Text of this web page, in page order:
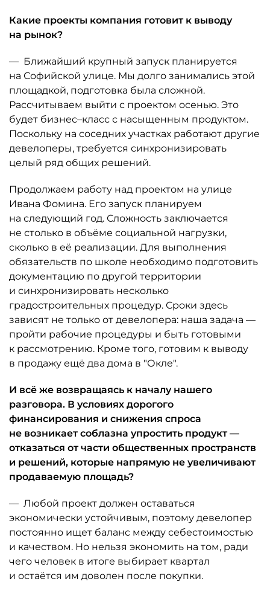
Какие проекты компания готовит к выводу
на рынок?
— Ближайший крупный запуск планируется
на Софийской улице. Мы долго занимались этой
площадкой, подготовка была сложной.
Рассчитываем выйти с проектом осенью. Это
будет бизнес–класс с насыщенным продуктом.
Поскольку на соседних участках работают другие
девелоперы, требуется синхронизировать
целый ряд общих решений.
Продолжаем работу над проектом на улице
Ивана Фомина. Его запуск планируем
на следующий год. Сложность заключается
не столько в объёме социальной нагрузки,
сколько в её реализации. Для выполнения
обязательств по школе необходимо подготовить
документацию по другой территории
и синхронизировать несколько
градостроительных процедур. Сроки здесь
зависят не только от девелопера: наша задача —
пройти рабочие процедуры и быть готовыми
к рассмотрению. Кроме того, готовим к выводу
в продажу ещё два дома в "Окле".
И всё же возвращаясь к началу нашего
разговора. В условиях дорогого
финансирования и снижения спроса
не возникает соблазна упростить продукт —
отказаться от части общественных пространств
и решений, которые напрямую не увеличивают
продаваемую площадь?
— Любой проект должен оставаться
экономически устойчивым, поэтому девелопер
постоянно ищет баланс между себестоимостью
и качеством. Но нельзя экономить на том, ради
чего человек в итоге выбирает квартал
и остаётся им доволен после покупки.